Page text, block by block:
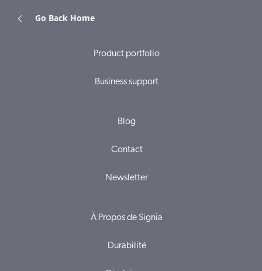
Go Back Home
Product portfolio
Business support
Blog
Contact
Newsletter
À Propos de Signia
Durabilité